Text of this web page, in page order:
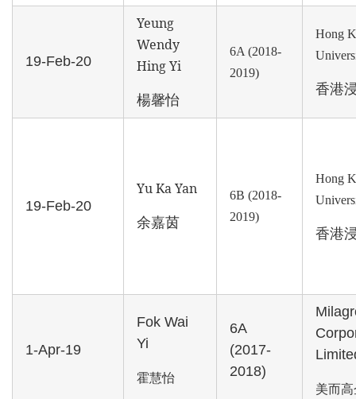
19-Feb-20
Yeung
Wendy
Hing Yi
楊馨怡
6A (2018-
2019)
Hong
香港
19-Feb-20
Yu Ka Yan
余嘉茵
6B (2018-
2019)
Hong
香港
1-Apr-19
Fok Wai
Yi
霍慧怡
6A
(2017-
2018)
美而